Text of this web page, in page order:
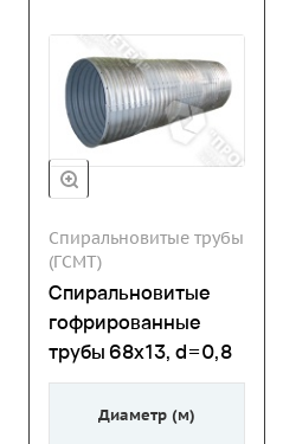
Спиральновитые трубы
(ГСМТ)
Спиральновитые
гофрированные
трубы 68х13, d=0,8
Диаметр (м)